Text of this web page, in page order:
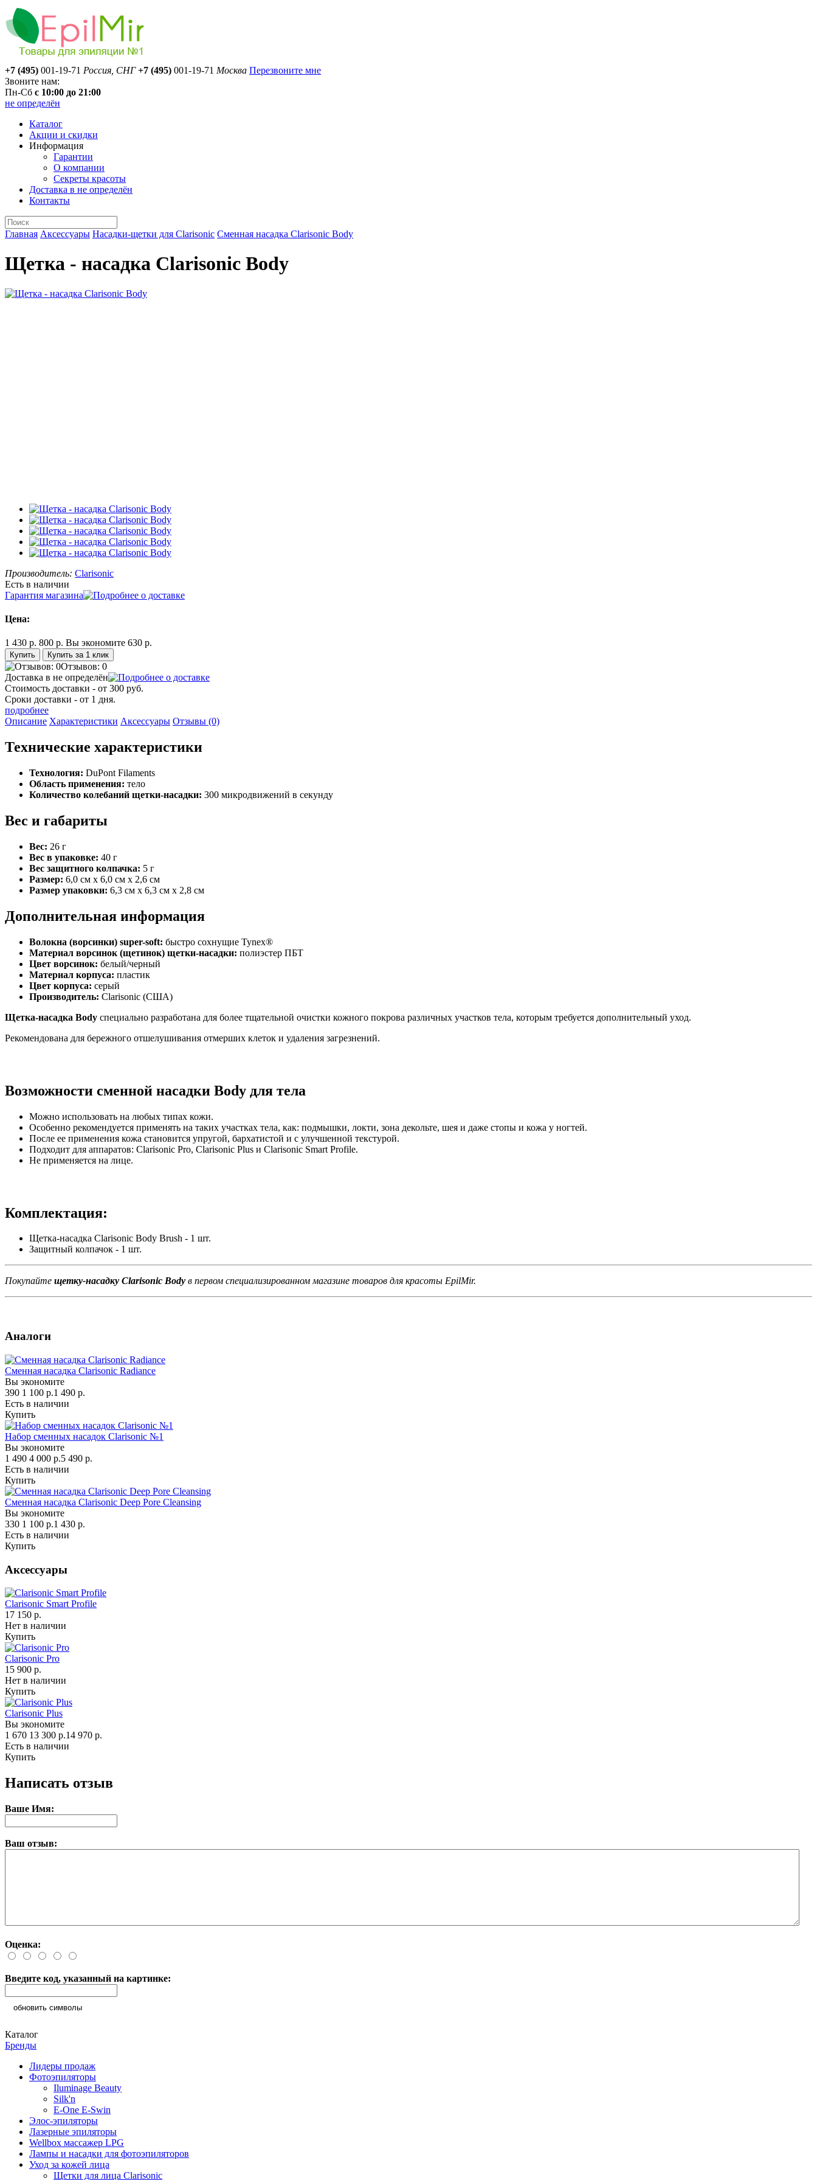
+7 (495) 001-19-71 Россия, СНГ +7 (495) 001-19-71 Москва Перезвоните мне
Звоните нам:
Пн-Сб с 10:00 до 21:00
не определён
Каталог
Акции и скидки
Информация
Гарантии
О компании
Секреты красоты
Доставка в не определён
Контакты
Главная Аксессуары Насадки-щетки для Clarisonic Сменная насадка Clarisonic Body
Щетка - насадка Clarisonic Body
Производитель: Clarisonic
Есть в наличии
Гарантия магазина
Цена:
1 430 р. 800 р. Вы экономите 630 р.
Купить за 1 клик
Отзывов: 0
Доставка в не определён
Стоимость доставки - от 300 руб.
Сроки доставки - от 1 дня.
подробнее
Описание Характеристики Аксессуары Отзывы (0)
Технические характеристики
Технология: DuPont Filaments
Область применения: тело
Количество колебаний щетки-насадки: 300 микродвижений в секунду
Вес и габариты
Вес: 26 г
Вес в упаковке: 40 г
Вес защитного колпачка: 5 г
Размер: 6,0 см х 6,0 см х 2,6 см
Размер упаковки: 6,3 см х 6,3 см х 2,8 см
Дополнительная информация
Волокна (ворсинки) super-soft: быстро сохнущие Tynex®
Материал ворсинок (щетинок) щетки-насадки: полиэстер ПБТ
Цвет ворсинок: белый/черный
Материал корпуса: пластик
Цвет корпуса: серый
Производитель: Clarisonic (США)
Щетка-насадка Body специально разработана для более тщательной очистки кожного покрова различных участков тела, которым требуется дополнительный уход.
Рекомендована для бережного отшелушивания отмерших клеток и удаления загрезнений.
Возможности сменной насадки Body для тела
Можно использовать на любых типах кожи.
Особенно рекомендуется применять на таких участках тела, как: подмышки, локти, зона декольте, шея и даже стопы и кожа у ногтей.
После ее применения кожа становится упругой, бархатистой и с улучшенной текстурой.
Подходит для аппаратов: Clarisonic Pro, Clarisonic Plus и Clarisonic Smart Profile.
Не применяется на лице.
Комплектация:
Щетка-насадка Clarisonic Body Brush - 1 шт.
Защитный колпачок - 1 шт.
Покупайте щетку-насадку Clarisonic Body в первом специализированном магазине товаров для красоты EpilMir.
Аналоги
Сменная насадка Clarisonic Radiance
Вы экономите
390 1 100 р.1 490 р.
Есть в наличии
Купить
Набор сменных насадок Clarisonic №1
Вы экономите
1 490 4 000 р.5 490 р.
Есть в наличии
Купить
Сменная насадка Clarisonic Deep Pore Cleansing
Вы экономите
330 1 100 р.1 430 р.
Есть в наличии
Купить
Аксессуары
Clarisonic Smart Profile
17 150 р.
Нет в наличии
Купить
Clarisonic Pro
15 900 р.
Нет в наличии
Купить
Clarisonic Plus
Вы экономите
1 670 13 300 р.14 970 р.
Есть в наличии
Купить
Написать отзыв
Ваше Имя:
Ваш отзыв:
Оценка:
Введите код, указанный на картинке:
обновить символы
Каталог
Бренды
Лидеры продаж
Фотоэпиляторы
Iluminage Beauty
Silk'n
E-One E-Swin
Элос-эпиляторы
Лазерные эпиляторы
Wellbox массажер LPG
Лампы и насадки для фотоэпиляторов
Уход за кожей лица
Щетки для лица Clarisonic